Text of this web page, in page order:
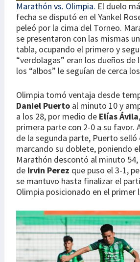
Marathón vs. Olimpia. El duelo
fecha se disputó en el Yankel
peleó por la cima del Torneo.
se presentaron con las mismas
tabla, ocupando el primero y
“verdolagas” eran los dueños de
los “albos” le seguían de cerca
Olimpia tomó ventaja desde
Daniel Puerto al minuto 10 y
a los 28, por medio de Elías Ávila
primera parte con 2-0 a su favor.
de la segunda parte, Puerto
marcando su doblete, poniendo
Marathón descontó al minuto
de Irvin Perez que puso el 3-1,
se mantuvo hasta finalizar el
Olimpia posicionado en el primer